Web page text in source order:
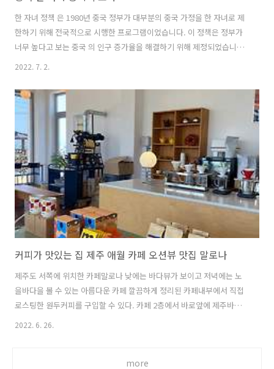
한 자녀 정책 은 1980년 중국 정부가 대부분의 중국 가정을 한 자녀로 제
한하기 위해 전국적으로 시행한 프로그램이었습니다. 이 정책은 정부가
너무 높다고 보는 중국 의 인구 증가율을 해결하기 위해 제정되었습니다
후 감소했다. 출생률은 1980 년 이후 감소했습니다. 전체 자연증가율(출
생율과 사망률의 차이)은 감소했다. 일부 분석가들은 이 발견에 이의를
제기하지만 중국 정부는 이 정책으로 인해 약 4억 명의 출생이 방지된 것
으로 추산했습니다. 일반적으로 아들이 딸보다 선호됨에 따라 중국의 전
반적인 성비는 남성에게 편중되었습니다. 2016년에는 남성이 여성..
2022. 7. 2.
커피가 맛있는 집 제주 애월 카페 오션뷰 맛집 말로나
제주도 서쪽에 위치한 카페말로나 낮에는 바다뷰가 보이고 저녁에는 노
을바다을 볼 수 있는 아름다운 카페 깔끔하게 정리된 카페내부에서 직접
로스팅한 원두커피를 구입할 수 있다. 카페 2층에서 바로앞에 제주바다
가 보인다. 카페2층 테라서에서 아름다운 제주의 바다를 볼 수 있다. 심
애완견동반이 가능해서 너무 편하다. 제주 감성이 있는 제주 돌담.. 맛지
2022. 6. 26.
more